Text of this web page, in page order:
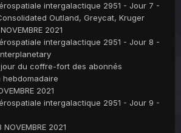
intergalactique 2951 - Jour 7 -
Outland, Greycat, Kruger
2021
intergalactique 2951 - Jour 8 -
jour du coffre-fort des abonnés
hebdomadaire
2021
intergalactique 2951 - Jour 9 -
2021